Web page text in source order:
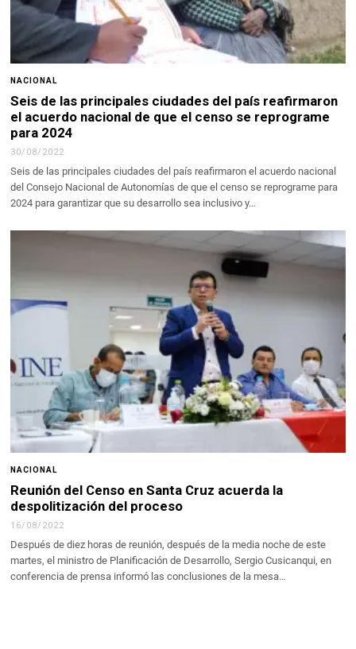
NACIONAL
Seis de las principales ciudades del país reafirmaron
el acuerdo nacional de que el censo se reprograme
para 2024
30/08/2022
Seis de las principales ciudades del país reafirmaron el acuerdo nacional
del Consejo Nacional de Autonomías de que el censo se reprograme para
2024 para garantizar que su desarrollo sea inclusivo y…
NACIONAL
Reunión del Censo en Santa Cruz acuerda la
despolitización del proceso
16/08/2022
Después de diez horas de reunión, después de la media noche de este
martes, el ministro de Planificación de Desarrollo, Sergio Cusicanqui, en
conferencia de prensa informó las conclusiones de la mesa…